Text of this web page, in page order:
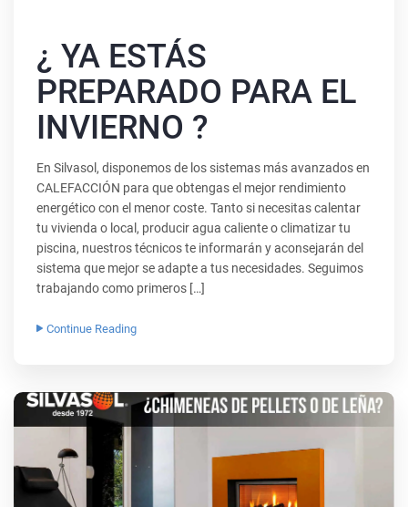
¿ YA ESTÁS
PREPARADO PARA EL
INVIERNO ?
En Silvasol, disponemos de los sistemas más avanzados en
CALEFACCIÓN para que obtengas el mejor rendimiento
energético con el menor coste. Tanto si necesitas calentar
tu vivienda o local, producir agua caliente o climatizar tu
piscina, nuestros técnicos te informarán y aconsejarán del
sistema que mejor se adapte a tus necesidades. Seguimos
trabajando como primeros […]
Continue Reading